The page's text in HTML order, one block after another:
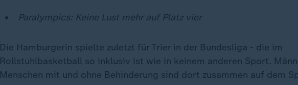
Paralympics: Keine Lust mehr auf Platz vier
Die Hamburgerin spielte zuletzt für Trier in der Bundesliga - die im
Rollstuhlbasketball so inklusiv ist wie in keinem anderen Sport.
Menschen mit und ohne Behinderung sind dort zusammen auf dem